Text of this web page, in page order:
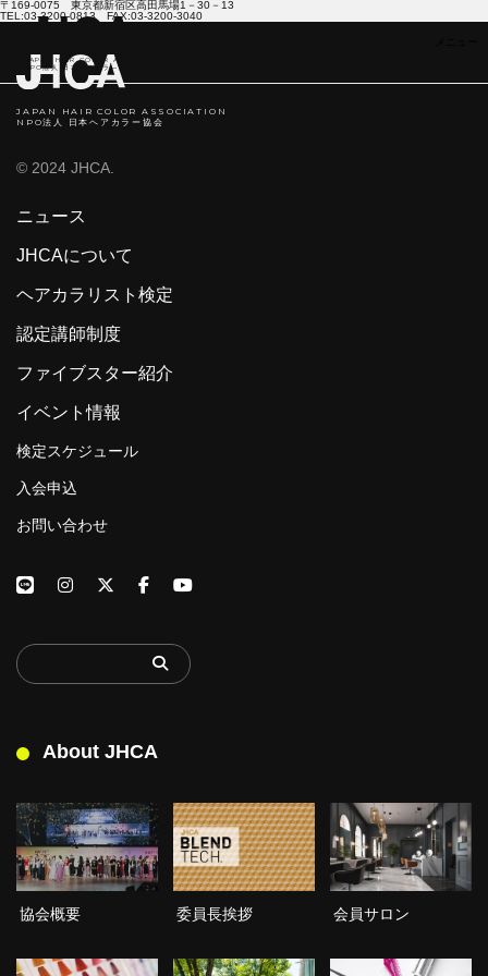
JAPAN HAIR COLOR ASSOCIATION
NPO法人 日本ヘアカラ―協会
〒169-0075 東京都新宿区高田馬場1－30－13
TEL:03-3200-0813 FAX:03-3200-3040
JAPAN HAIR COLOR ASSOCIATION
NPO法人 日本ヘアカラー協会
© 2024 JHCA.
ニュース
JHCAについて
ヘアカラリスト検定
認定講師制度
ファイブスター紹介
イベント情報
検定スケジュール
入会申込
お問い合わせ
About JHCA
協会概要 委員長挨拶 会員サロン